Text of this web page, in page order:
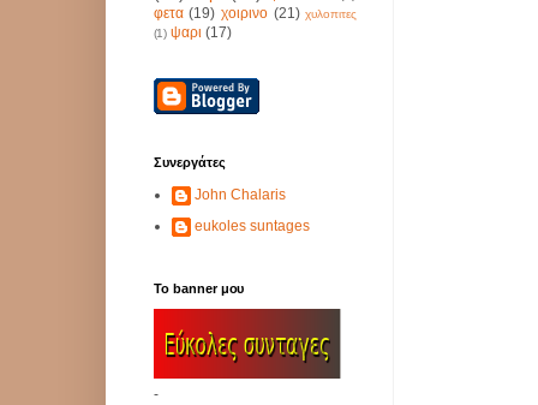
φετα (19) χοιρινο (21) χυλοπιτες
(1) ψαρι (17)
Συνεργάτες
John Chalaris
eukoles suntages
Το banner μου
-